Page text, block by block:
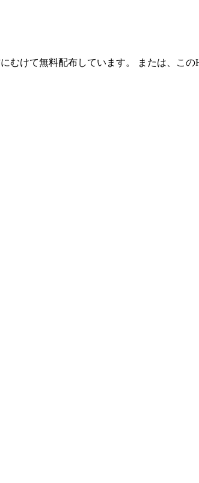
むけて無料配布しています。 または、こ